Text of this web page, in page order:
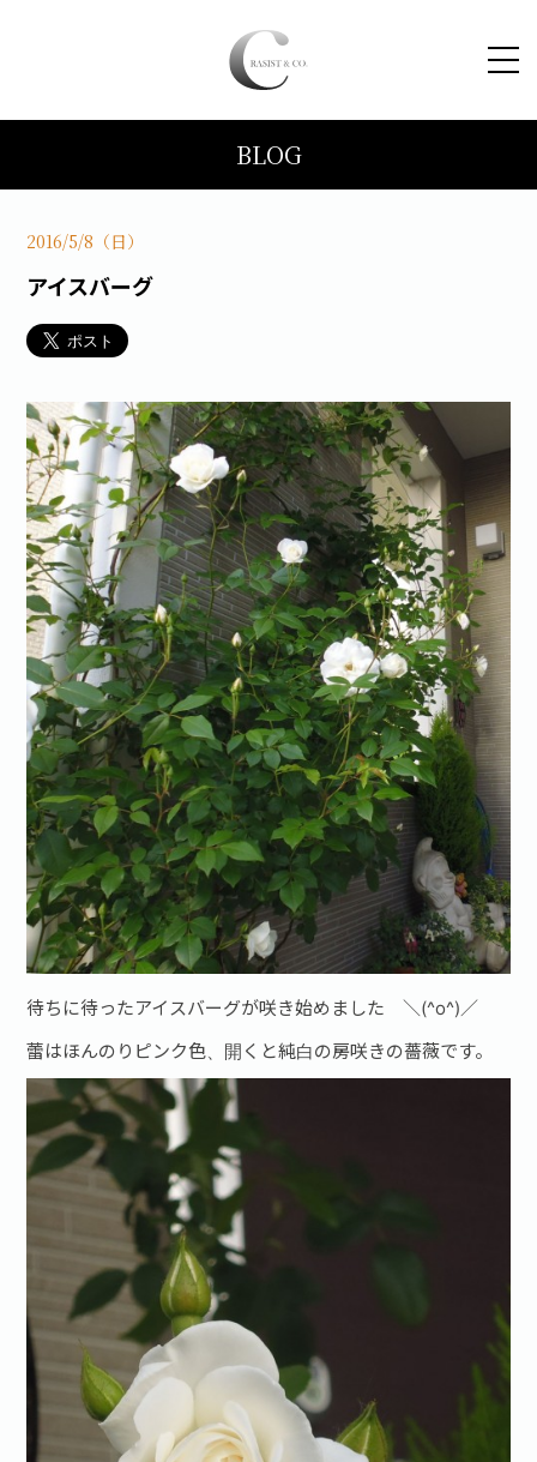
コンセプト
ブログ
会社案内
お問い合わせ·資料請求
BLOG
2016/5/8（日）
アイスバーグ
待ちに待ったアイスバーグが咲き始めました ＼(^o^)／
蕾はほんのりピンク色、開くと純白の房咲きの薔薇です。